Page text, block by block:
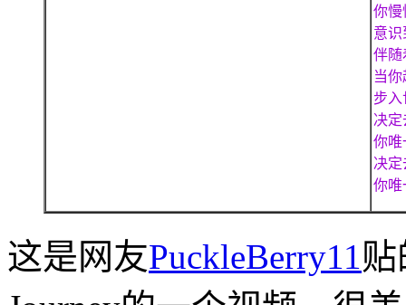
你慢
意
伴随
当
步入
决定
你
决定
你唯
这是网友PuckleBerry11